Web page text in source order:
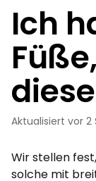
Ich
Aktualisiert vor 2
Wir stellen
solche mit